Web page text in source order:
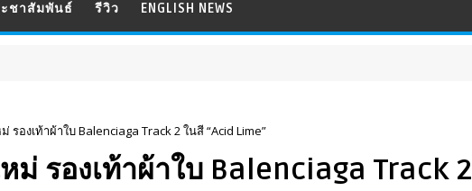
ชาสัมพันธ์ รีวิว ENGLISH NEWS
รองเท้าผ้าใบ Balenciaga Track 2 ในสี “Acid Lime”
รองเท้าผ้าใบ Balenciaga Track 2